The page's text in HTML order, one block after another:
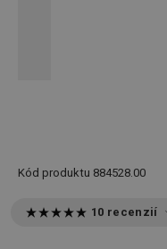
Kód produktu 884528.00
10 recenzií